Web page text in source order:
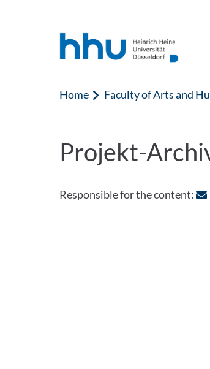
Home Faculty of Arts and
Projekt-
Responsible for the content: